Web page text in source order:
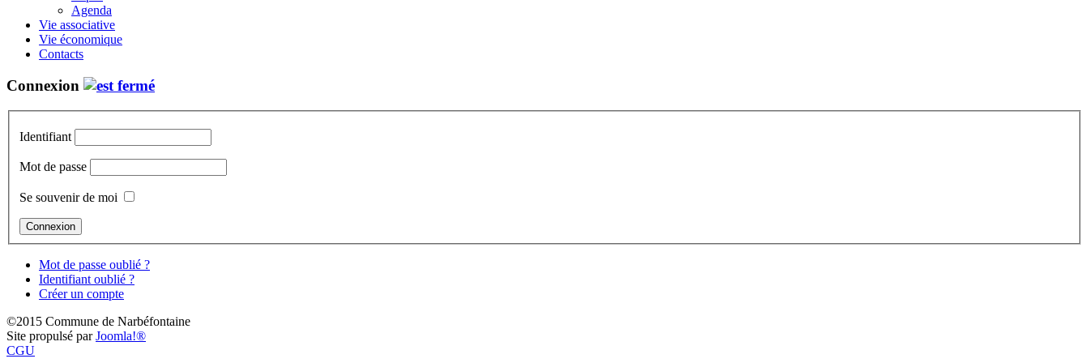
Agenda
Vie associative
Vie économique
Contacts
Connexion
Identifiant
Mot de passe
Se souvenir de moi
Mot de passe oublié ?
Identifiant oublié ?
Créer un compte
©2015 Commune de Narbéfontaine
Site propulsé parJoomla!®
CGU